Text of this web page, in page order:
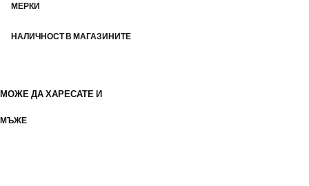
МЕРКИ
НАЛИЧНОСТ В МАГАЗИНИТЕ
МОЖЕ ДА ХАРЕСАТЕ И
МЪЖЕ